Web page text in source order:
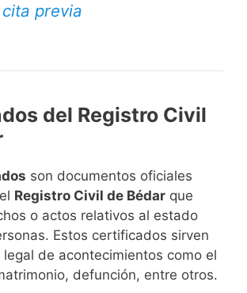
previa
del Registro Civil
son documentos oficiales
Registro Civil de Bédar que
o actos relativos al estado
Estos certificados sirven
de acontecimientos como el
defunción, entre otros.